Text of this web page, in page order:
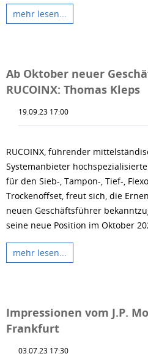
mehr lesen...
Ab Oktober neuer
RUCOINX: Thomas Kleps
19.09.23 17:00
RUCOINX, führender
Systemanbieter
für den Sieb-, Tampon-, Tief-,
Trockenoffset, freut sich, die
neuen Geschäftsführer
seine neue Position im Oktober
mehr lesen...
Impressionen vom J.P.
Frankfurt
03.07.23 17:30